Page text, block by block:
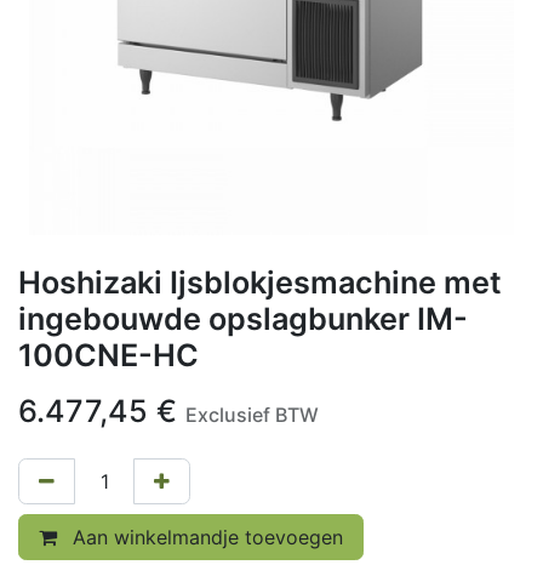
Hoshizaki Ijsblokjesmachine met
ingebouwde opslagbunker IM-
100CNE-HC
6.477,45 € Exclusief BTW
Aan winkelmandje toevoegen